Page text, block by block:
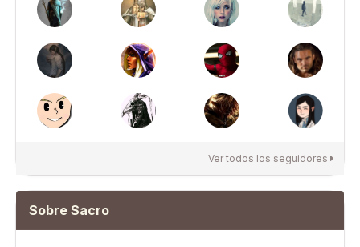
Ver todos los seguidores
Sobre Sacro